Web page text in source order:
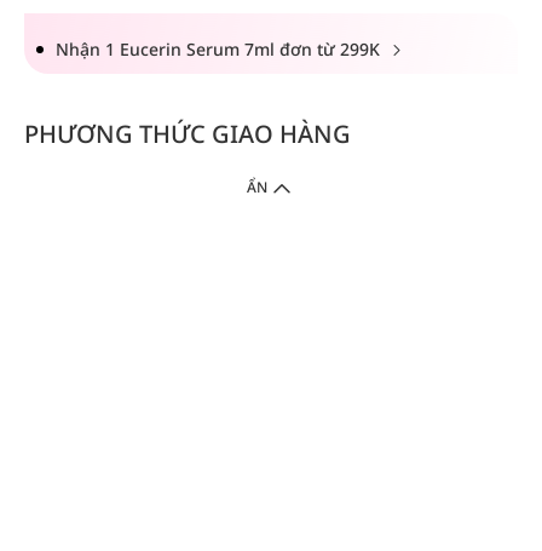
Nhận 1 Eucerin Serum 7ml đơn từ 299K
PHƯƠNG THỨC GIAO HÀNG
ẨN